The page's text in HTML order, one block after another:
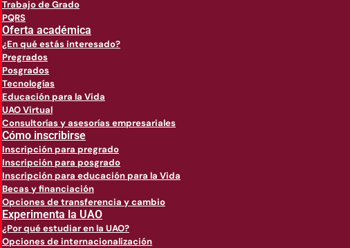
Trabajo de Grado
PQRS
Oferta académica
¿En qué estás interesado?
Pregrados
Posgrados
Tecnologías
Educación para la Vida
UAO Virtual
Consultorías y asesorías empresariales
Cómo inscribirse
Inscripción para pregrado
Inscripción para posgrado
Inscripción para educación para la Vida
Becas y financiación
Opciones de transferencia y cambio
Experimenta la UAO
¿Por qué estudiar en la UAO?
Opciones de internacionalización